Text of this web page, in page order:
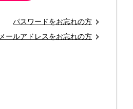
パスワードをお忘れの方
メールアドレスをお忘れの方